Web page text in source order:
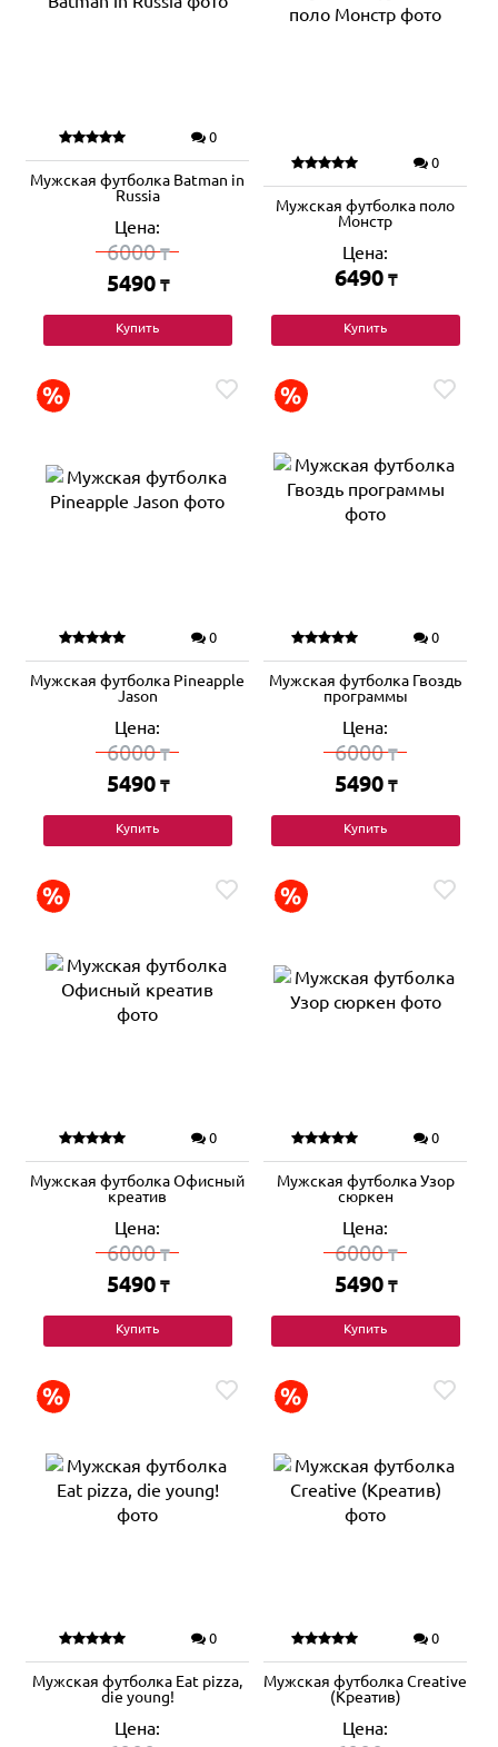
0
Мужская футболка Batman in
Russia
Цена:
6000₸
5490 ₸
Купить
0
Мужская футболка поло
Монстр
Цена:
6490 ₸
Купить
0
Мужская футболка Pineapple
Jason
Цена:
6000₸
5490 ₸
Купить
0
Мужская футболка Гвоздь
программы
Цена:
6000₸
5490 ₸
Купить
0
Мужская футболка Офисный
креатив
Цена:
6000₸
5490 ₸
Купить
0
Мужская футболка Узор
сюркен
Цена:
6000₸
5490 ₸
Купить
0
Мужская футболка Eat pizza,
die young!
Цена:
0
Мужская футболка Creative
(Креатив)
Цена: